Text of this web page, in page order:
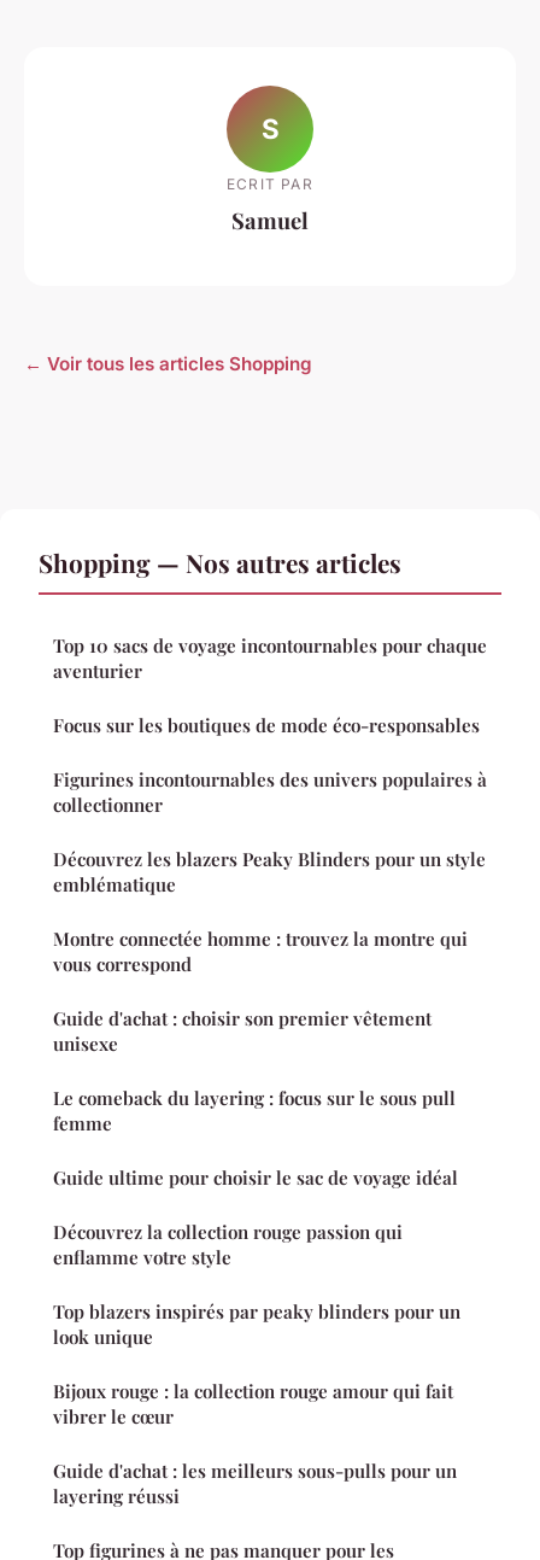
S
ECRIT PAR
Samuel
← Voir tous les articles Shopping
Shopping — Nos autres articles
Top 10 sacs de voyage incontournables pour chaque
aventurier
Focus sur les boutiques de mode éco-responsables
Figurines incontournables des univers populaires à
collectionner
Découvrez les blazers Peaky Blinders pour un style
emblématique
Montre connectée homme : trouvez la montre qui
vous correspond
Guide d'achat : choisir son premier vêtement
unisexe
Le comeback du layering : focus sur le sous pull
femme
Guide ultime pour choisir le sac de voyage idéal
Découvrez la collection rouge passion qui
enflamme votre style
Top blazers inspirés par peaky blinders pour un
look unique
Bijoux rouge : la collection rouge amour qui fait
vibrer le cœur
Guide d'achat : les meilleurs sous-pulls pour un
layering réussi
Top figurines à ne pas manquer pour les